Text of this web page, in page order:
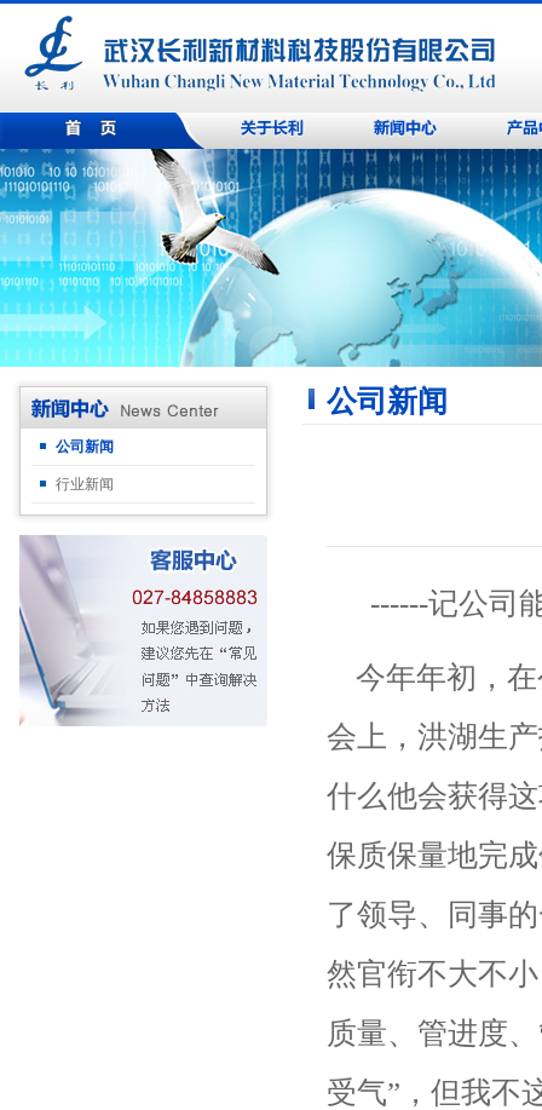
公司新闻
行业新闻
公司新闻
------记公司
今年年初 ，
会上，洪湖生
什么他会获得
保质保量地完
了领导、同事
然官衔不大不
质量、管进度
受气”，但我不